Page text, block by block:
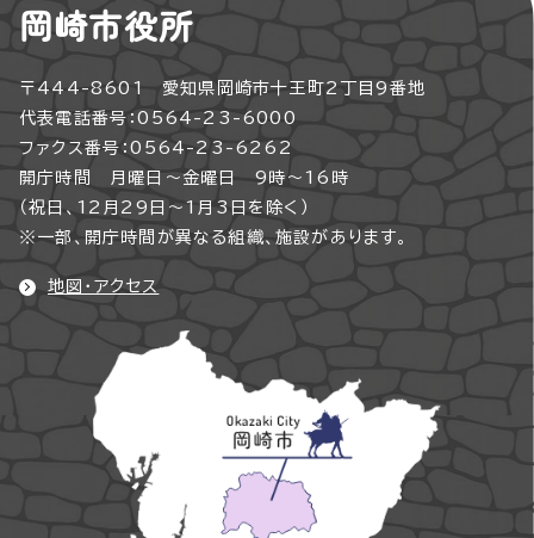
岡崎市役所
〒444-8601 愛知県岡崎市十王町2丁目9番地
代表電話番号：0564-23-6000
ファクス番号：0564-23-6262
開庁時間 月曜日～金曜日 9時～16時
（祝日、12月29日～1月3日を除く）
※一部、開庁時間が異なる組織、施設があります。
地図・アクセス